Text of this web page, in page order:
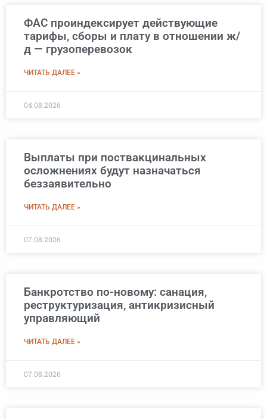
ФАС проиндексирует действующие
тарифы, сборы и плату в отношении ж/
д — грузоперевозок
ЧИТАТЬ ДАЛЕЕ »
04.08.2026
Выплаты при поствакцинальных
осложнениях будут назначаться
беззаявительно
ЧИТАТЬ ДАЛЕЕ »
07.08.2026
Банкротство по-новому: санация,
реструктуризация, антикризисный
управляющий
ЧИТАТЬ ДАЛЕЕ »
07.08.2026